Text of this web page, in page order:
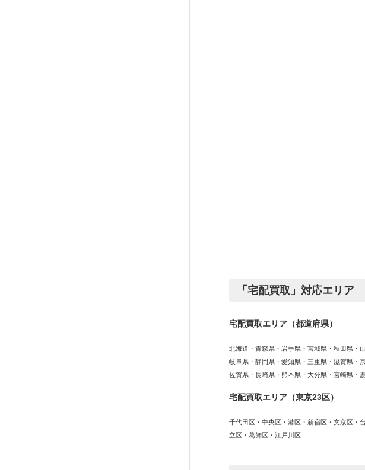
「宅配買取」対応エリア
宅配買取エリア（都道府県）
北海道・青森県・岩手県・宮城県・秋田県・
岐阜県・静岡県・愛知県・三重県・滋賀県・
佐賀県・長崎県・熊本県・大分県・宮崎県・
宅配買取エリア（東京23区）
千代田区・中央区・港区・新宿区・文京区・
立区・葛飾区・江戸川区